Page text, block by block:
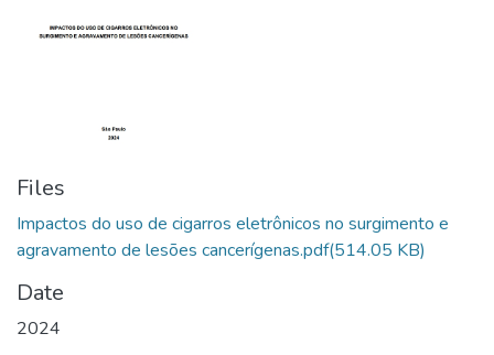
Files
Impactos do uso de cigarros eletrônicos no surgimento e
agravamento de lesões cancerígenas.pdf(514.05 KB)
Date
2024